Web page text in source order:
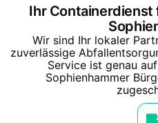
Ihr Containerdienst
Wir sind Ihr lokaler
zuverlässige
Service ist genau
Sophienhammer